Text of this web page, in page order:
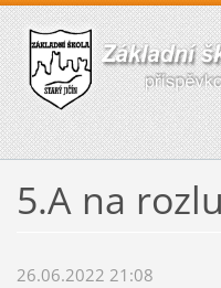
5.A na
26.06.2022 21:08